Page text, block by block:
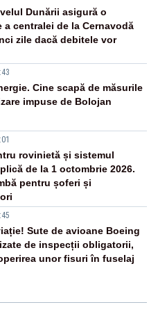
Dunării asigură o
a centralei de la Cernavodă
zile dacă debitele vor
Cine scapă de măsurile
impuse de Bolojan
rovinietă și sistemul
de la 1 octombrie 2026.
pentru șoferi și
Sute de avioane Boeing
de inspecții obligatorii,
unor fisuri în fuselaj